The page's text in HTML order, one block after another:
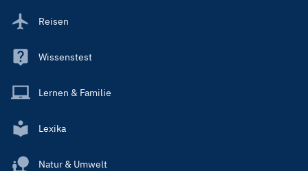
Reisen
Wissenstest
Lernen & Familie
Lexika
Natur & Umwelt